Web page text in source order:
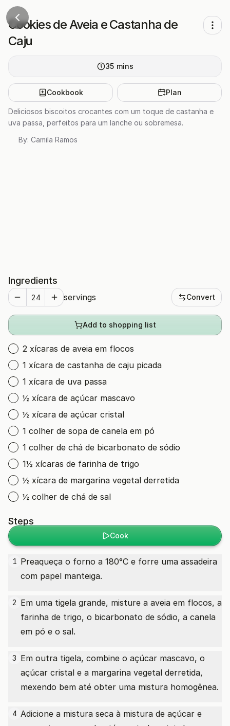
Cookies de Aveia e Castanha de
Caju
35 mins
Cookbook Plan
Deliciosos biscoitos crocantes com um toque de castanha e
uva passa, perfeitos para um lanche ou sobremesa.
By: Camila Ramos
Ingredients
servings Convert
Add to shopping list
2 xícaras de aveia em flocos
1 xícara de castanha de caju picada
1 xícara de uva passa
½ xícara de açúcar mascavo
½ xícara de açúcar cristal
1 colher de sopa de canela em pó
1 colher de chá de bicarbonato de sódio
1½ xícaras de farinha de trigo
½ xícara de margarina vegetal derretida
½ colher de chá de sal
Steps
Cook
1 Preaqueça o forno a 180°C e forre uma assadeira
com papel manteiga.
2 Em uma tigela grande, misture a aveia em flocos, a
farinha de trigo, o bicarbonato de sódio, a canela
em pó e o sal.
3 Em outra tigela, combine o açúcar mascavo, o
açúcar cristal e a margarina vegetal derretida,
mexendo bem até obter uma mistura homogênea.
4 Adicione a mistura seca à mistura de açúcar e